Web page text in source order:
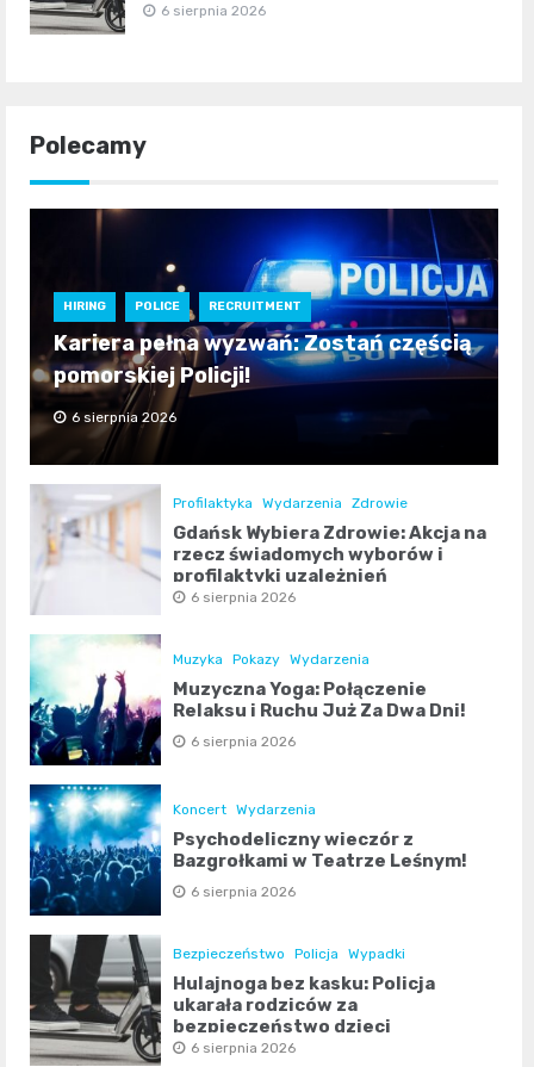
6 sierpnia 2026
Polecamy
HIRING POLICE RECRUITMENT
Kariera pełna wyzwań: Zostań częścią
pomorskiej Policji!
6 sierpnia 2026
Profilaktyka Wydarzenia Zdrowie
Gdańsk Wybiera Zdrowie: Akcja na
rzecz świadomych wyborów i
profilaktyki uzależnień
6 sierpnia 2026
Muzyka Pokazy Wydarzenia
Muzyczna Yoga: Połączenie
Relaksu i Ruchu Już Za Dwa Dni!
6 sierpnia 2026
Koncert Wydarzenia
Psychodeliczny wieczór z
Bazgrołkami w Teatrze Leśnym!
6 sierpnia 2026
Bezpieczeństwo Policja Wypadki
Hulajnoga bez kasku: Policja
ukarała rodziców za
bezpieczeństwo dzieci
6 sierpnia 2026